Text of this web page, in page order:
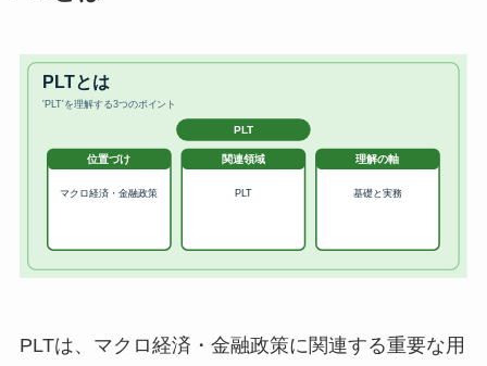
PLTは、マクロ経済・金融政策に関連する重要な用